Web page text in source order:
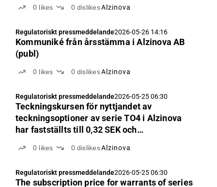
0 likes 0 dislikesAlzinova
Regulatoriskt pressmeddelande2026-05-26 14:16
Kommuniké från årsstämma i Alzinova AB
(publ)
0 likes 0 dislikesAlzinova
Regulatoriskt pressmeddelande2026-05-25 06:30
Teckningskursen för nyttjandet av
teckningsoptioner av serie TO4 i Alzinova
har fastställts till 0,32 SEK och
0 likes 0 dislikesAlzinova
Regulatoriskt pressmeddelande2026-05-25 06:30
The subscription price for warrants of series